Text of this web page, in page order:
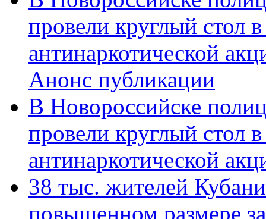
провели круглый стол
антинаркотической
Анонс публикации
В Новороссийске
провели круглый стол
антинаркотической
38 тыс. жителей
повышенном размере